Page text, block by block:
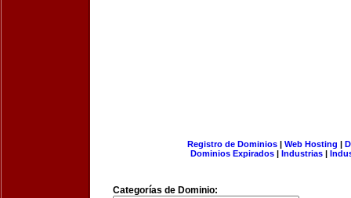
Registro de Dominios| Web Hosting |
Dominios Expirados | Industrias |
Categorías de Dominio: